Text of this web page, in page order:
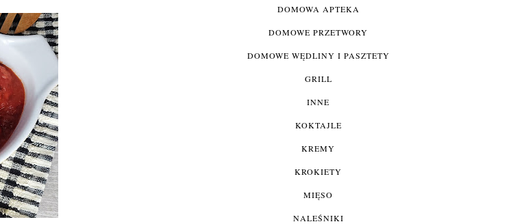
DOMOWA APTEKA
DOMOWE PRZETWORY
DOMOWE WĘDLINY I PASZTETY
GRILL
INNE
KOKTAJLE
KREMY
KROKIETY
MIĘSO
NALEŚNIKI